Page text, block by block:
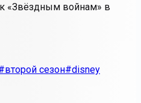
«Звёздным войнам» в
сезон#disney